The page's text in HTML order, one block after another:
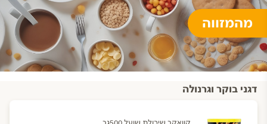
מהמזווה
דגני בוקר וגרנולה